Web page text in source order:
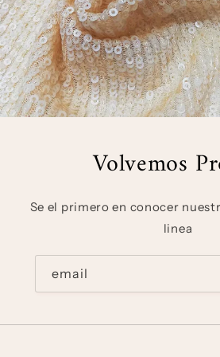
Volvemos
Se el primero en conocer
linea
email